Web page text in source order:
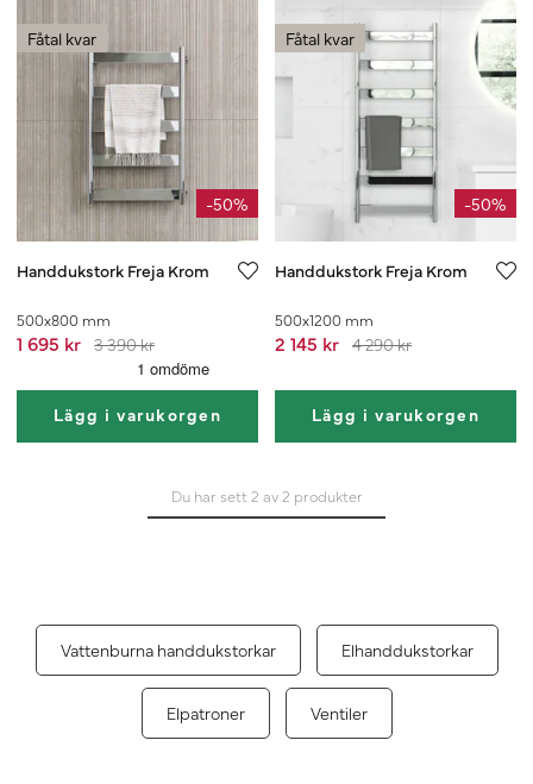
Fåtal kvar
-50%
Handdukstork Freja Krom
500x800 mm
1 695 kr 3 390 kr
Lägg i varukorgen
Fåtal kvar
-50%
Handdukstork Freja Krom
500x1200 mm
2 145 kr 4 290 kr
Lägg i varukorgen
Du har sett 2 av 2 produkter
Vattenburna handdukstorkar Elhanddukstorkar
Elpatroner Ventiler